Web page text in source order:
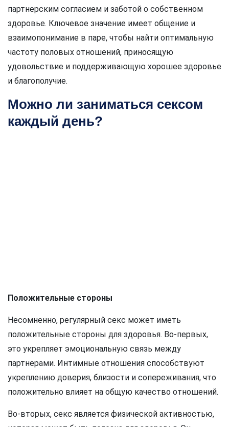
партнерским согласием и заботой о собственном
здоровье. Ключевое значение имеет общение и
взаимопонимание в паре, чтобы найти оптимальную
частоту половых отношений, приносящую
удовольствие и поддерживающую хорошее здоровье
и благополучие.
Можно ли заниматься сексом
каждый день?
Положительные стороны
Несомненно, регулярный секс может иметь
положительные стороны для здоровья. Во-первых,
это укрепляет эмоциональную связь между
партнерами. Интимные отношения способствуют
укреплению доверия, близости и сопереживания, что
положительно влияет на общую качество отношений.
Во-вторых, секс является физической активностью,